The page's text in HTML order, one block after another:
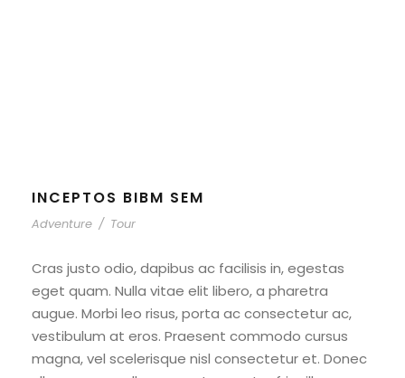
INCEPTOS BIBM SEM
Adventure / Tour
Cras justo odio, dapibus ac facilisis in, egestas
eget quam. Nulla vitae elit libero, a pharetra
augue. Morbi leo risus, porta ac consectetur ac,
vestibulum at eros. Praesent commodo cursus
magna, vel scelerisque nisl consectetur et. Donec